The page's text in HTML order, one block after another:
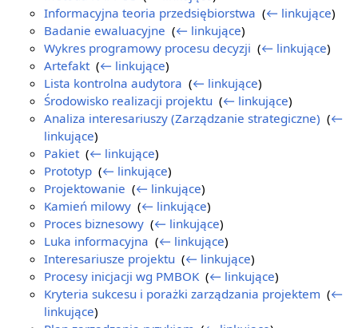
Informacyjna teoria przedsiębiorstwa ‎(← linkujące)
Badanie ewaluacyjne ‎(← linkujące)
Wykres programowy procesu decyzji ‎(← linkujące)
Artefakt ‎(← linkujące)
Lista kontrolna audytora ‎(← linkujące)
Środowisko realizacji projektu ‎(← linkujące)
Analiza interesariuszy (Zarządzanie strategiczne) ‎(←
linkujące)
Pakiet ‎(← linkujące)
Prototyp ‎(← linkujące)
Projektowanie ‎(← linkujące)
Kamień milowy ‎(← linkujące)
Proces biznesowy ‎(← linkujące)
Luka informacyjna ‎(← linkujące)
Interesariusze projektu ‎(← linkujące)
Procesy inicjacji wg PMBOK ‎(← linkujące)
Kryteria sukcesu i porażki zarządzania projektem ‎(←
linkujące)